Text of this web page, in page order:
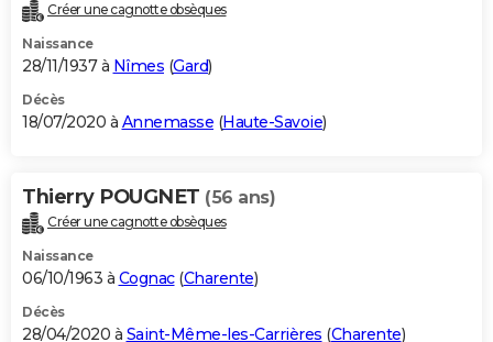
Créer une cagnotte obsèques
Naissance
28/11/1937 à Nîmes (Gard)
Décès
18/07/2020 à Annemasse (Haute-Savoie)
Thierry POUGNET (56 ans)
Créer une cagnotte obsèques
Naissance
06/10/1963 à Cognac(Charente)
Décès
28/04/2020 à Saint-Même-les-Carrières (Charente)